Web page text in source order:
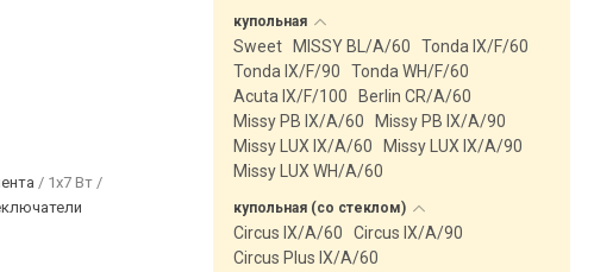
/ 1x7 Вт /
купольная
Sweet MISSY BL/A/60
Tonda IX/F/60
Tonda IX/F/90
Tonda WH/F/60
Acuta IX/F/100
Berlin CR/A/60
Missy PB IX/A/60
Missy PB IX/A/90
Missy LUX IX/A/60
Missy LUX IX/A/90
Missy LUX WH/A/60
купольная (со стеклом)
Circus IX/A/60
Circus IX/A/90
Circus Plus IX/A/60